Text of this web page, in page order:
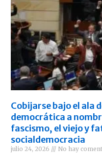
Cobijarse bajo el ala
democrática a
fascismo, el viejo y
socialdemocracia
julio 24, 2026 No hay